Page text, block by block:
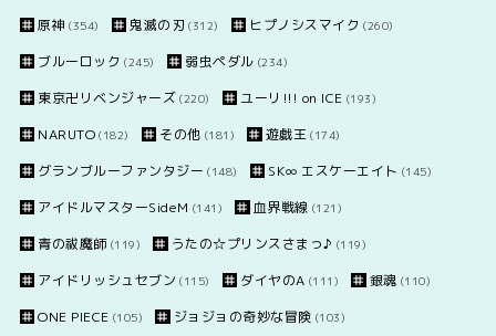
原神 (354) 鬼滅の刃 (312) ヒプノシスマイク (260)
ブルーロック (245) 弱虫ペダル (234)
東京卍リベンジャーズ (220) ユーリ!!! on ICE (193)
NARUTO (182) その他 (181) 遊戯王 (174)
グランブルーファンタジー (148) SK∞ エスケーエイト (145)
アイドルマスターSideM (141) 血界戦線 (121)
青の祓魔師 (119) うたの☆プリンスさまっ♪ (119)
アイドリッシュセブン (115) ダイヤのA (111) 銀魂 (110)
ONE PIECE (105) ジョジョの奇妙な冒険 (103)